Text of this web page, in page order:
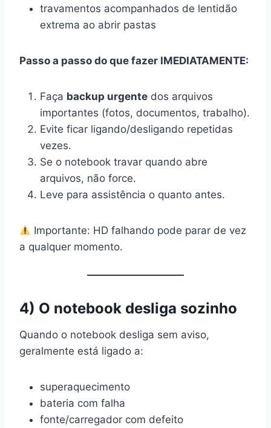
travamentos acompanhados de lentidão
extrema ao abrir pastas
Passo a passo do que fazer IMEDIATAMENTE:
Faça backup urgente dos arquivos
importantes (fotos, documentos, trabalho).
Evite ficar ligando/desligando repetidas
vezes.
Se o notebook travar quando abre
arquivos, não force.
Leve para assistência o quanto antes.
Importante: HD falhando pode parar de vez
a qualquer momento.
4) O notebook desliga sozinho
Quando o notebook desliga sem aviso,
geralmente está ligado a:
superaquecimento
bateria com falha
fonte/carregador com defeito